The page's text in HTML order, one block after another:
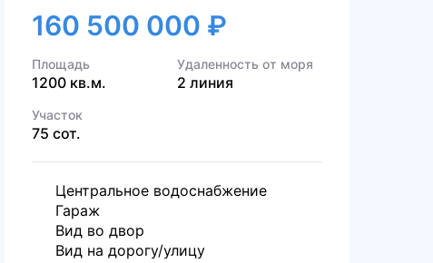
160 500 000 ₽
Площадь
1200 кв.м.
Удаленность от моря
2 линия
Участок
75 сот.
Центральное водоснабжение
Гараж
Вид во двор
Вид на дорогу/улицу